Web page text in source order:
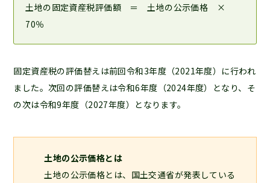
土地の固定資産税評価額 ＝ 土地の公示価格 ×
70％
固定資産税の評価替えは前回令和3年度（2021年度）に行われ
ました。次回の評価替えは令和6年度（2024年度）となり、そ
の次は令和9年度（2027年度）となります。
土地の公示価格とは
土地の公示価格とは、国土交通省が発表している